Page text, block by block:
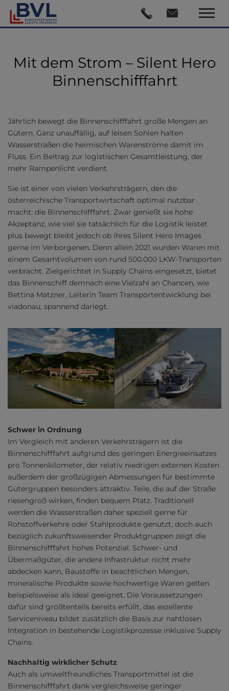
Mit dem Strom – Silent Hero
Binnenschifffahrt
Jährlich bewegt die Binnenschifffahrt große Mengen an
Gütern. Ganz unauffällig, auf leisen Sohlen halten
Wasserstraßen die heimischen Warenströme damit im
Fluss. Ein Beitrag zur logistischen Gesamtleistung, der
mehr Rampenlicht verdient.
Sie ist einer von vielen Verkehrsträgern, den die
österreichische Transportwirtschaft optimal nutzbar
macht: die Binnenschifffahrt. Zwar genießt sie hohe
Akzeptanz, wie viel sie tatsächlich für die Logistik leistet
plus bewegt bleibt jedoch ob ihres Silent Hero Images
gerne im Verborgenen. Denn allein 2021 wurden Waren mit
einem Gesamtvolumen von rund 500.000 LKW-Transporten
verbracht. Zielgerichtet in Supply Chains eingesetzt, bietet
das Binnenschiff demnach eine Vielzahl an Chancen, wie
Bettina Matzner, Leiterin Team Transportentwicklung bei
viadonau, spannend darlegt.
Schwer in Ordnung
Im Vergleich mit anderen Verkehrsträgern ist die
Binnenschifffahrt aufgrund des geringen Energieeinsatzes
pro Tonnenkilometer, der relativ niedrigen externen Kosten
außerdem der großzügigen Abmessungen für bestimmte
Gütergruppen besonders attraktiv. Teile, die auf der Straße
riesengroß wirken, finden bequem Platz. Traditionell
werden die Wasserstraßen daher speziell gerne für
Rohstoffverkehre oder Stahlprodukte genutzt, doch auch
bezüglich zukunftsweisender Produktgruppen zeigt die
Binnenschifffahrt hohes Potenzial. Schwer- und
Übermaßgüter, die andere Infrastruktur nicht mehr
abdecken kann, Baustoffe in beachtlichen Mengen,
mineralische Produkte sowie hochwertige Waren gelten
beispielsweise als ideal geeignet. Die Voraussetzungen
dafür sind größtenteils bereits erfüllt, das exzellente
Serviceniveau bildet zusätzlich die Basis zur nahtlosen
Integration in bestehende Logistikprozesse inklusive Supply
Chains.
Nachhaltig wirklicher Schutz
Auch als umweltfreundliches Transportmittel ist die
Binnenschifffahrt dank vergleichsweise geringer